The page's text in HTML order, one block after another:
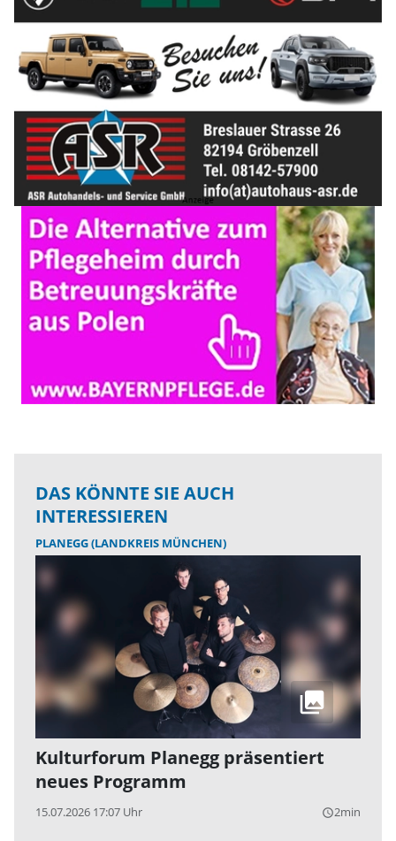
DAS KÖNNTE SIE AUCH
INTERESSIEREN
PLANEGG (LANDKREIS MÜNCHEN)
Kulturforum Planegg präsentiert
neues Programm
15.07.2026 17:07 Uhr query_builder2min